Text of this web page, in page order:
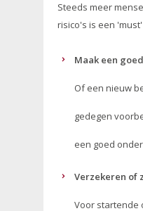
Steeds meer
risico's is een
Maak een
Of een nieuw
gedegen
een goed
Verzekeren of
Voor startende